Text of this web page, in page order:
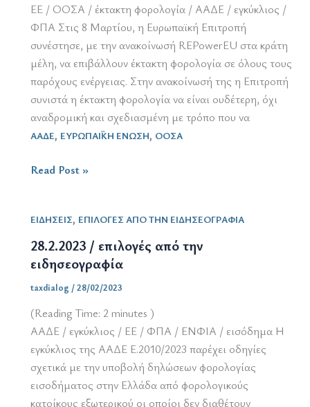
ΕΕ / ΟΟΣΑ / έκτακτη φορολογία / ΑΑΔΕ / εγκύκλιος /
ΦΠΑ Στις 8 Μαρτίου, η Ευρωπαϊκή Επιτροπή
συνέστησε, με την ανακοίνωσή REPowerEU στα κράτη
μέλη, να επιβάλλουν έκτακτη φορολογία σε όλους τους
παρόχους ενέργειας. Στην ανακοίνωσή της η Επιτροπή
συνιστά η έκτακτη φορολογία να είναι ουδέτερη, όχι
αναδρομική και σχεδιασμένη με τρόπο που να
ΑΑΔΕ, ΕΥΡΩΠΑΪΚΗ ΕΝΩΣΗ, ΟΟΣΑ
31.3.2023
από
την
ειδησεογραφία
Read Post »
ΕΙΔΗΣΕΙΣ, ΕΠΙΛΟΓΕΣ ΑΠΟ ΤΗΝ ΕΙΔΗΣΕΟΓΡΑΦΙΑ
28.2.2023 / επιλογές από την
ειδησεογραφία
taxdialog /28/02/2023
(Reading Time: 2 minutes )
ΑΑΔΕ / εγκύκλιος / ΕΕ / ΦΠΑ / ΕΝΦΙΑ / εισόδημα Η
εγκύκλιος της ΑΑΔΕ Ε.2010/2023 παρέχει οδηγίες
σχετικά με την υποβολή δηλώσεων φορολογίας
εισοδήματος στην Ελλάδα από φορολογικούς
κατοίκους εξωτερικού οι οποίοι δεν διαθέτουν